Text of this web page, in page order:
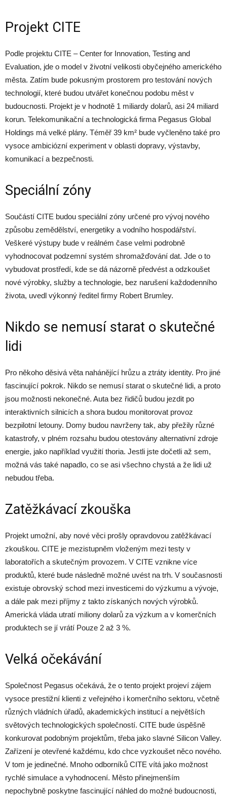
Projekt CITE
Podle projektu CITE – Center for Innovation, Testing and
Evaluation, jde o model v životní velikosti obyčejného amerického
města. Zatím bude pokusným prostorem pro testování nových
technologií, které budou utvářet konečnou podobu měst v
budoucnosti. Projekt je v hodnotě 1 miliardy dolarů, asi 24 miliard
korun. Telekomunikační a technologická firma Pegasus Global
Holdings má velké plány. Téměř 39 km² bude vyčleněno také pro
vysoce ambiciózní experiment v oblasti dopravy, výstavby,
komunikací a bezpečnosti.
Speciální zóny
Součástí CITE budou speciální zóny určené pro vývoj nového
způsobu zemědělství, energetiky a vodního hospodářství.
Veškeré výstupy bude v reálném čase velmi podrobně
vyhodnocovat podzemní systém shromažďování dat. Jde o to
vybudovat prostředí, kde se dá názorně předvést a odzkoušet
nové výrobky, služby a technologie, bez narušení každodenního
života, uvedl výkonný ředitel firmy Robert Brumley.
Nikdo se nemusí starat o skutečné
lidi
Pro někoho děsivá věta nahánějící hrůzu a ztráty identity. Pro jiné
fascinující pokrok. Nikdo se nemusí starat o skutečné lidi, a proto
jsou možnosti nekonečné. Auta bez řidičů budou jezdit po
interaktivních silnicích a shora budou monitorovat provoz
bezpilotní letouny. Domy budou navrženy tak, aby přežily různé
katastrofy, v plném rozsahu budou otestovány alternativní zdroje
energie, jako například využití thoria. Jestli jste dočetli až sem,
možná vás také napadlo, co se asi všechno chystá a že lidi už
nebudou třeba.
Zatěžkávací zkouška
Projekt umožní, aby nové věci prošly opravdovou zatěžkávací
zkouškou. CITE je mezistupněm vloženým mezi testy v
laboratořích a skutečným provozem. V CITE vznikne více
produktů, které bude následně možné uvést na trh. V současnosti
existuje obrovský schod mezi investicemi do výzkumu a vývoje,
a dále pak mezi příjmy z takto získaných nových výrobků.
Americká vláda utratí miliony dolarů za výzkum a v komerčních
produktech se jí vrátí Pouze 2 až 3 %.
Velká očekávání
Společnost Pegasus očekává, že o tento projekt projeví zájem
vysoce prestižní klienti z veřejného i komerčního sektoru, včetně
různých vládních úřadů, akademických institucí a největších
světových technologických společností. CITE bude úspěšně
konkurovat podobným projektům, třeba jako slavné Silicon Valley.
Zařízení je otevřené každému, kdo chce vyzkoušet něco nového.
V tom je jedinečné. Mnoho odborníků CITE vítá jako možnost
rychlé simulace a vyhodnocení. Město přinejmenším
nepochybně poskytne fascinující náhled do možné budoucnosti,